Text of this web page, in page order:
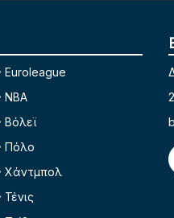
Euroleague
NBA
Βόλεϊ
Πόλο
Χάντμπολ
Τένις